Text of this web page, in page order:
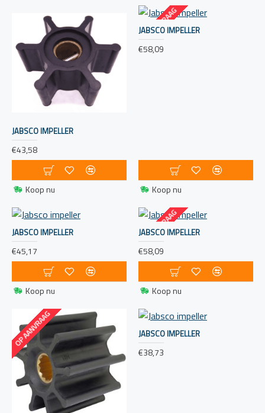
JABSCO IMPELLER
€43,58
Koop nu
OP AANVRAAG
JABSCO IMPELLER
€58,09
Koop nu
JABSCO IMPELLER
€45,17
Koop nu
OP AANVRAAG
JABSCO IMPELLER
€58,09
Koop nu
OP AANVRAAG JABSCO IMPELLER
€38,73